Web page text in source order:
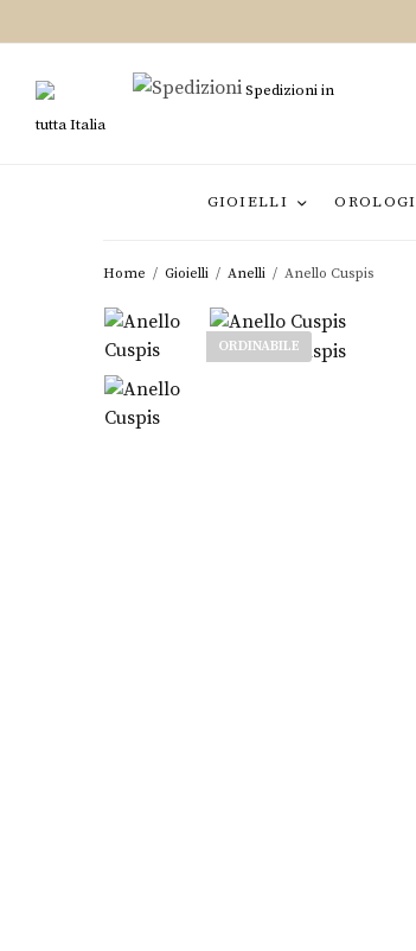
Spedizioni in
tutta Italia
GIOIELLI OROLOGI
Home / Gioielli / Anelli / Anello Cuspis
ORDINABILE